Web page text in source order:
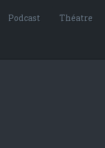
Podcast Théatre